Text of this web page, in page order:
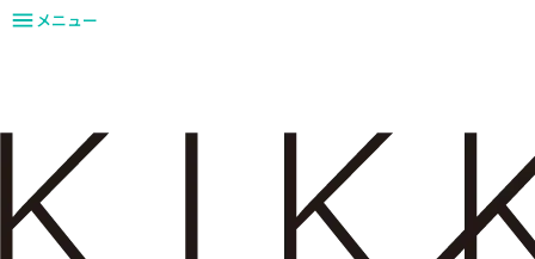
メニュー